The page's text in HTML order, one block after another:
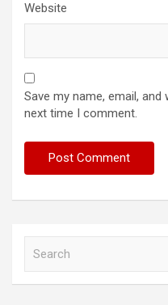
Website
Save my name, email,
next time I comment.